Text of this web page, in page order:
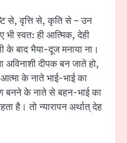
से, वृत्ति से, कृति से – उन
भी स्वत: ही आत्मिक, देही
के बाद भैया-दूज मनाया ना।
दीपक बन जाते हो,
के नाते भाई-भाई का
बनने के नाते से बहन-भाई का
है। तो न्यारापन अर्थात् देह